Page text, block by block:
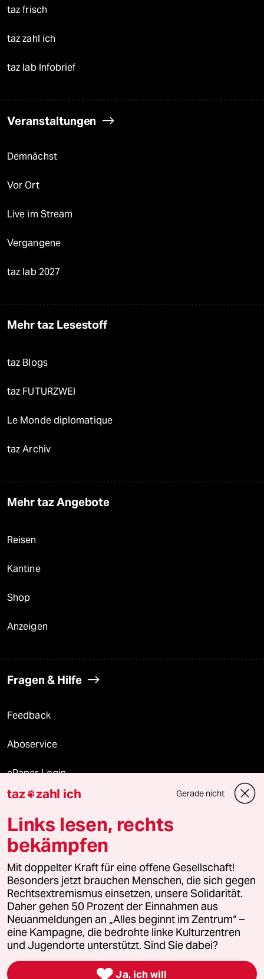
taz frisch
taz zahl ich
taz lab Infobrief
Veranstaltungen
Demnächst
Vor Ort
Live im Stream
Vergangene
taz lab 2027
Mehr taz Lesestoff
taz Blogs
taz FUTURZWEI
Le Monde diplomatique
taz Archiv
Mehr taz Angebote
Reisen
Kantine
Shop
Anzeigen
Fragen & Hilfe
Feedback
Aboservice
ePaper Login
Downloads für Abonnierende
© 2026 taz Verlags und Vertriebs GmbH
Alle Rechte vorbehalten. Bei rechtlichen Fragen oder für Genehmigungen
wenden Sie sich bitte an lizenzen@taz.de
Feedback Redaktionsstatut Kommune-Richtlinien
Leitlinie Informant Datenschutz Impressum AGB
Seitenwende Einwilligungen widerrufen (Ads)
taz zahl ich Gerade nicht
Links lesen, rechts
bekämpfen
Mit doppelter Kraft für eine offene Gesellschaft!
Besonders jetzt brauchen Menschen, die sich gegen
Rechtsextremismus einsetzen, unsere Solidarität.
Daher gehen 50 Prozent der Einnahmen aus
Neuanmeldungen an „Alles beginnt im Zentrum“ –
eine Kampagne, die bedrohte linke Kulturzentren
und Jugendorte unterstützt. Sind Sie dabei?
 Ja, ich will